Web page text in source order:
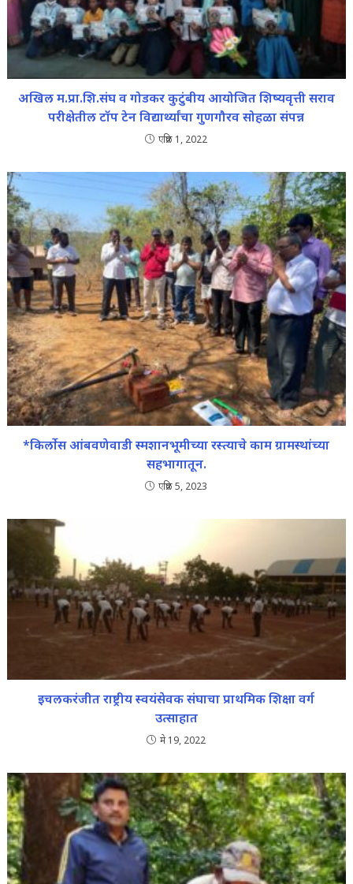
अखिल म.प्रा.शि.संघ व गोडकर कुटुंबीय आयोजित शिष्यवृत्ती सराव
परीक्षेतील टॉप टेन विद्यार्थ्यांचा गुणगौरव सोहळा संपन्न
एप्रिल 1, 2022
*किर्लोस आंबवणेवाडी स्मशानभूमीच्या रस्त्याचे काम ग्रामस्थांच्या
सहभागातून.
एप्रिल 5, 2023
इचलकरंजीत राष्ट्रीय स्वयंसेवक संघाचा प्राथमिक शिक्षा वर्ग
उत्साहात
मे 19, 2022